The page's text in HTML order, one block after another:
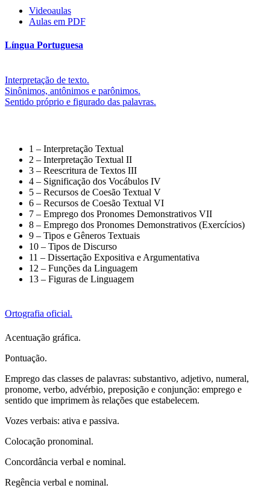
Videoaulas
Aulas em PDF
Língua Portuguesa
Interpretação de texto.
Sinônimos, antônimos e parônimos.
Sentido próprio e figurado das palavras.
1 – Interpretação Textual
2 – Interpretação Textual II
3 – Reescritura de Textos III
4 – Significação dos Vocábulos IV
5 – Recursos de Coesão Textual V
6 – Recursos de Coesão Textual VI
7 – Emprego dos Pronomes Demonstrativos VII
8 – Emprego dos Pronomes Demonstrativos (Exercícios)
9 – Tipos e Gêneros Textuais
10 – Tipos de Discurso
11 – Dissertação Expositiva e Argumentativa
12 – Funções da Linguagem
13 – Figuras de Linguagem
Ortografia oficial.
Acentuação gráfica.
Pontuação.
Emprego das classes de palavras: substantivo, adjetivo, numeral,
pronome, verbo, advérbio, preposição e conjunção: emprego e
sentido que imprimem às relações que estabelecem.
Vozes verbais: ativa e passiva.
Colocação pronominal.
Concordância verbal e nominal.
Regência verbal e nominal.